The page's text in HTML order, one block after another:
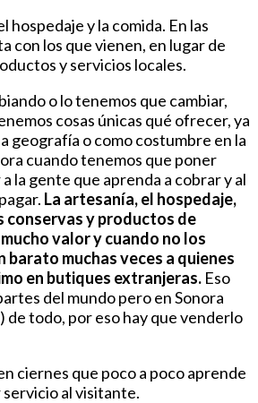
hospedaje y la comida. En las
con los que vienen, en lugar de
y servicios locales.
o lo tenemos que cambiar,
cosas únicas qué ofrecer, ya
geografía o como costumbre en la
cuando tenemos que poner
la gente que aprenda a cobrar y al
La artesanía, el hospedaje,
conservas y productos de
valor y cuando no los
barato muchas veces a quienes
en butiques extranjeras. Eso
del mundo pero en Sonora
de todo, por eso hay que venderlo
ciernes que poco a poco aprende
al visitante.